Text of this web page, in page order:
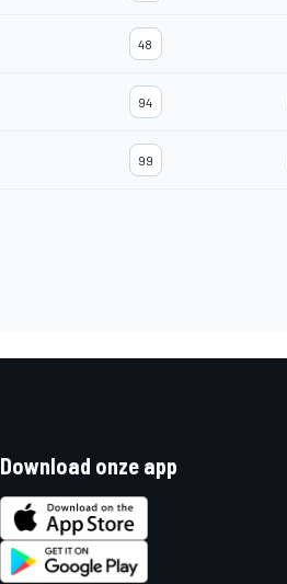
48
94
99
Download onze app